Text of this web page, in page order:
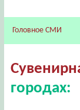
Головное СМИ
городах: